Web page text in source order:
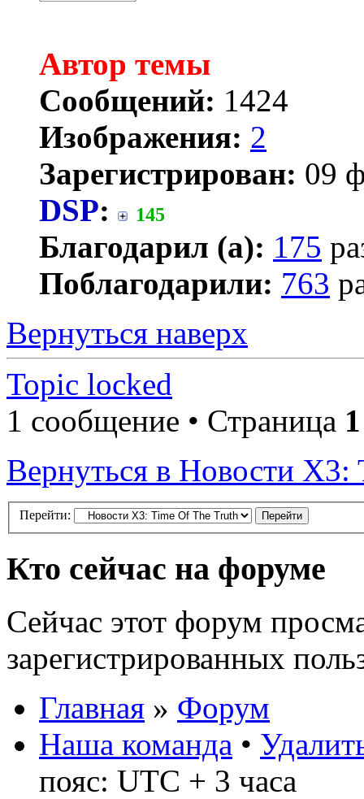
Автор темы
Сообщений: 1424
Изображения: 2
Зарегистрирован: 09
DSP: 145
Благодарил (а): 175
Поблагодарили: 763
Вернуться наверх
Topic locked
1 сообщение • Страница 1
Вернуться в Новости
Перейти:
Кто сейчас на форуме
Сейчас этот форум
зарегистрированных
Главная » Форум
Наша команда •
пояс: UTC + 3 часа